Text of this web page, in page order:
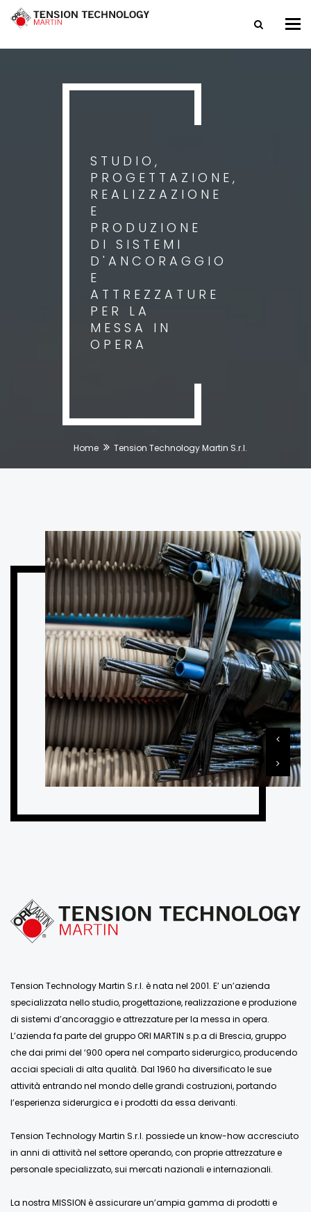
STUDIO,
PROGETTAZIONE,
REALIZZAZIONE
E
PRODUZIONE
DI SISTEMI
D'ANCORAGGIO
E
ATTREZZATURE
PER LA
MESSA IN
OPERA
Home Tension Technology Martin S.r.l.
Tension Technology Martin S.r.l. è nata nel 2001. E’ un’azienda
specializzata nello studio, progettazione, realizzazione e produzione
di sistemi d’ancoraggio e attrezzature per la messa in opera.
L’azienda fa parte del gruppo ORI MARTIN s.p.a di Brescia, gruppo
che dai primi del ‘900 opera nel comparto siderurgico, producendo
acciai speciali di alta qualità. Dal 1960 ha diversificato le sue
attività entrando nel mondo delle grandi costruzioni, portando
l’esperienza siderurgica e i prodotti da essa derivanti.
Tension Technology Martin S.r.l. possiede un know-how accresciuto
in anni di attività nel settore operando, con proprie attrezzature e
personale specializzato, sui mercati nazionali e internazionali.
La nostra MISSION è assicurare un’ampia gamma di prodotti e